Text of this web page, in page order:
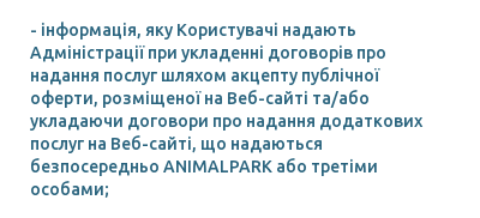
- інформація, яку Користувачі надають
Адміністрації при укладенні договорів про
надання послуг шляхом акцепту публічної
оферти, розміщеної на Веб-сайті та/або
укладаючи договори про надання додаткових
послуг на Веб-сайті, що надаються
безпосередньо ANIMALPARK або третіми
особами;